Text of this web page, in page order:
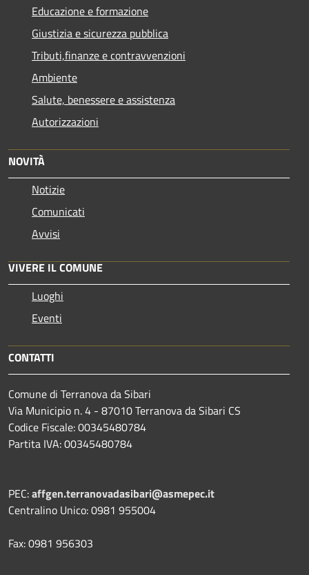
Educazione e formazione
Giustizia e sicurezza pubblica
Tributi,finanze e contravvenzioni
Ambiente
Salute, benessere e assistenza
Autorizzazioni
NOVITÀ
Notizie
Comunicati
Avvisi
VIVERE IL COMUNE
Luoghi
Eventi
CONTATTI
Comune di Terranova da Sibari
Via Municipio n. 4 - 87010 Terranova da Sibari CS
Codice Fiscale: 00345480784
Partita IVA: 00345480784
PEC:affgen.terranovadasibari@asmepec.it
Centralino Unico: 0981 955004
Fax: 0981 956303